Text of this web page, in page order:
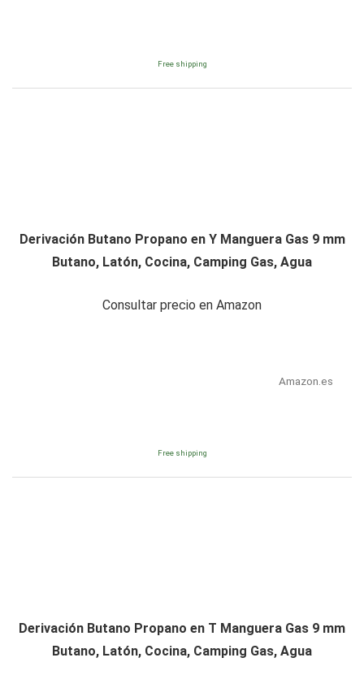
Free shipping
Derivación Butano Propano en Y Manguera Gas 9 mm
Butano, Latón, Cocina, Camping Gas, Agua
Consultar precio en Amazon
Amazon.es
Free shipping
Derivación Butano Propano en T Manguera Gas 9 mm
Butano, Latón, Cocina, Camping Gas, Agua